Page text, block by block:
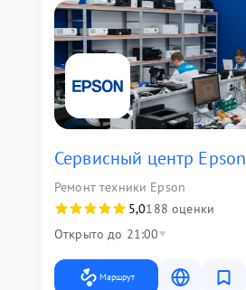
Сервисный центр Epson
Ремонт техники Epson
5,0188 оценки
Открыто до 21:00
Маршрут